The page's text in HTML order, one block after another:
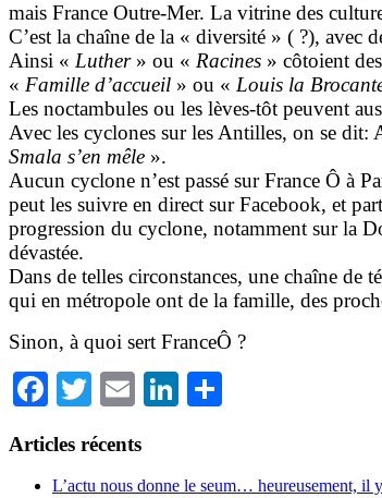
mais France Outre-Mer. La vitrine des
C’est la chaîne de la « diversité » ( ?), avec
Ainsi « Luther» ou « Racines » côtoient
« Famille d’accueil » ou « Louis la
Les noctambules ou les lèves-tôt peuvent
Avec les cyclones sur les Antilles, on se
Smala s’en mêle ».
Aucun cyclone n’est passé sur France Ô à
peut les suivre en direct sur Facebook, et
progression du cyclone, notamment sur la
dévastée.
Dans de telles circonstances, une chaîne de
qui en métropole ont de la famille, des
Sinon, à quoi sert FranceÔ ?
Facebook
TwitterEmailLinkedIn
Articles récents
L’actu nous donne le seum… heureusement,